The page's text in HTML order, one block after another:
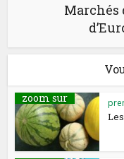
Marchés
zoom sur